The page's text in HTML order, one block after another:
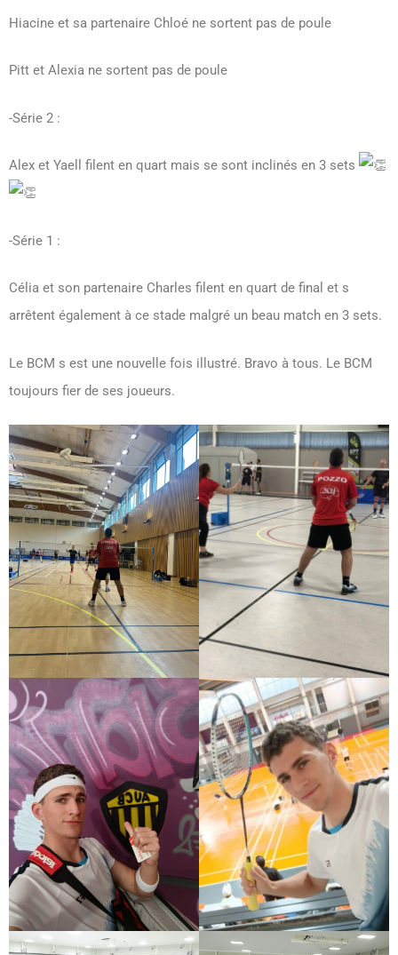
Hiacine et sa partenaire Chloé ne sortent pas de poule
Pitt et Alexia ne sortent pas de poule
-Série 2 :
Alex et Yaell filent en quart mais se sont inclinés en 3 sets
-Série 1 :
Célia et son partenaire Charles filent en quart de final et s
arrêtent également à ce stade malgré un beau match en 3 sets.
Le BCM s est une nouvelle fois illustré. Bravo à tous. Le BCM
toujours fier de ses joueurs.